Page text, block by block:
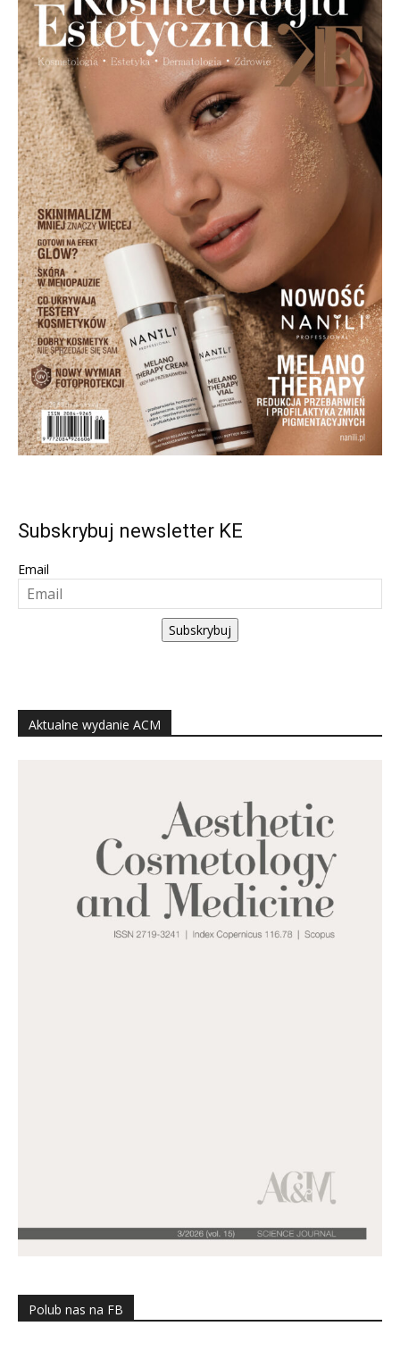
Subskrybuj newsletter KE
Email
Subskrybuj
Aktualne wydanie ACM
Polub nas na FB